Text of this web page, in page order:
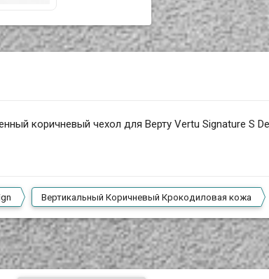
коричневый чехол для Верту Vertu Signature S
Вертикальный Коричневый Крокодиловая кожа